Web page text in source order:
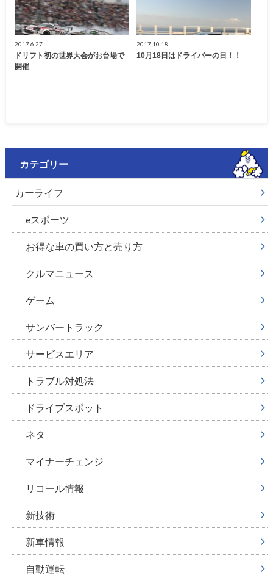
2017.6.27
ドリフト初の世界大会がお台場で
開催
2017.10.18
10月18日はドライバーの日！！
カテゴリー
カーライフ
eスポーツ
お得な車の買い方と売り方
クルマニュース
ゲーム
サンバートラック
サービスエリア
トラブル対処法
ドライブスポット
ネタ
マイナーチェンジ
リコール情報
新技術
新車情報
自動運転